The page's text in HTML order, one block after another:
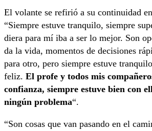
El volante se refirió a su continuidad
“Siempre estuve tranquilo, siempre
diera para mí iba a ser lo mejor. Son
da la vida, momentos de decisiones
para otro, pero siempre estuve
feliz. El profe y todos mis
confianza, siempre estuve bien con
ningún problema“.
“Son cosas que van pasando en el